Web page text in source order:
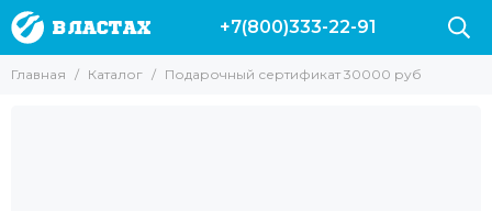
+7(800)333-22-91
Главная Каталог Подарочный сертификат 30000 руб